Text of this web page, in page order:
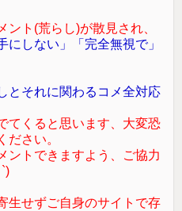
ント(荒らし)が散見され、
にしない」「完全無視で」
とそれに関わるコメ全対応
てくると思います、大変恐
ださい。
ントできますよう、ご協力
生せずご自身のサイトで存